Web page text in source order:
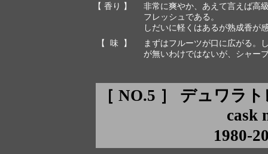
【 香り 】
非常に爽やか、あえて言えば高
フレッシュである。
しだいに軽くはあるが熟成香が
【 味 】
まずはフルーツが口に広がる。
が無いわけではないが、シャー
［ NO.5 ］ デュワラ
cask
1980-